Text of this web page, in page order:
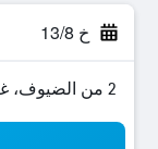
خ 13/8
2 من الضيوف، غرفة واحدة